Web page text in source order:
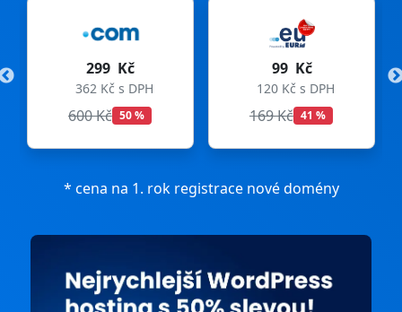
299 Kč
362 Kč s DPH
600 Kč 50 %
99 Kč
120 Kč s DPH
169 Kč 41 %
* cena na 1. rok registrace nové domény